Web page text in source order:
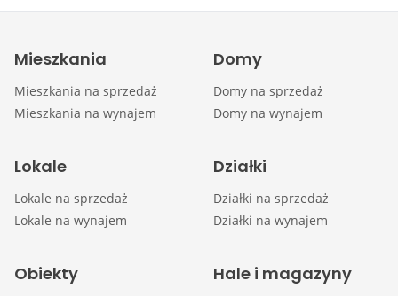
Mieszkania
Mieszkania na sprzedaż
Mieszkania na wynajem
Domy
Domy na sprzedaż
Domy na wynajem
Lokale
Lokale na sprzedaż
Lokale na wynajem
Działki
Działki na sprzedaż
Działki na wynajem
Obiekty Hale i magazyny